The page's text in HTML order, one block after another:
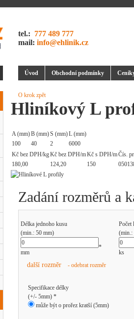
tel.: 777 489 777
mail: info@ehlinik.cz
Úvod Obchodní podmínky
O krok zpět
Hliníkový L
A (mm)B (mm)S (mm)L (mm)
100
40 2
6000
Kč bez DPH/kgKč bez DPH/mKč s DPH/mČís.
180,00
124,20 150
Zadání rozměrů a
Délka jednoho kusu
(min.: 50 mm)
Počet
(min.:
mm
*
ks
další rozměr - odebrat rozměr
Specifikace délky
(+/- 5mm) *
může být o prořez kratší (5mm)